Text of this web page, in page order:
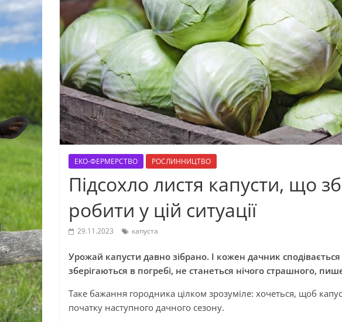
ЕКО-ФЕРМЕРСТВО РОСЛИННИЦТВО
Підсохло листя капусти, що
робити у цій ситуації
29.11.2023 капуста
Урожай капусти давно зібрано. І кожен дачник
зберігаються в погребі, не станеться нічого страшного,
Таке бажання городника цілком зрозуміле: хочеться, щоб
початку наступного дачного сезону.